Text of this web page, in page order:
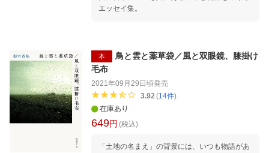
エッセイ集。
本
鳥と雲と薬草袋／風と双眼鏡、膝掛け
毛布
2021年09月29日頃発売
3.92(14件)
在庫あり
649円 (税込)
「土地の名まえ」の背景には、いつも物語があ